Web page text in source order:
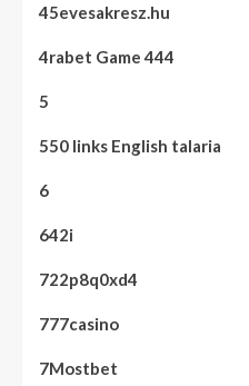
45evesakresz.hu
4rabet Game 444
5
550 links English talaria
6
642i
722p8q0xd4
777casino
7Mostbet